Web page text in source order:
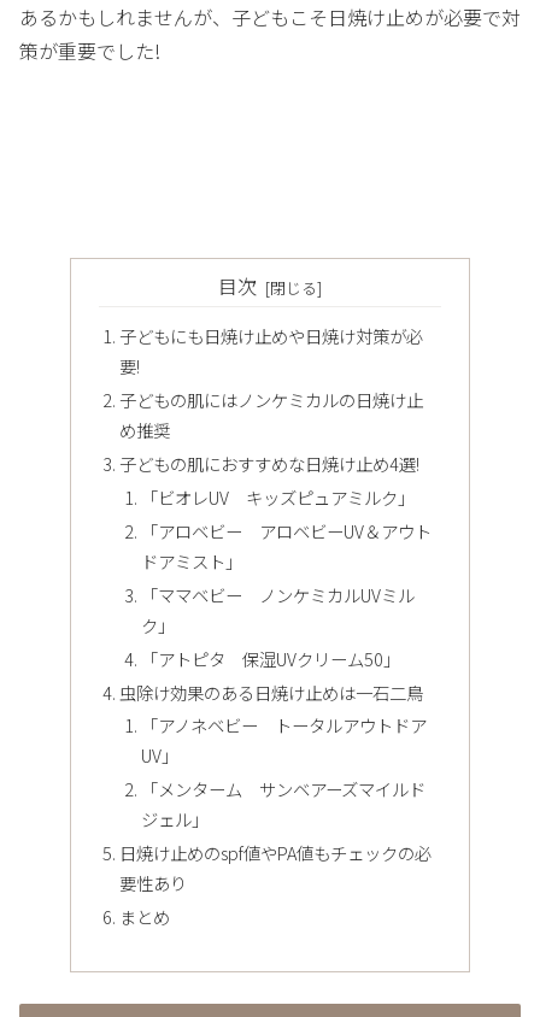
あるかもしれませんが、子どもこそ日焼け止めが必要で対
策が重要でした!
目次
子どもにも日焼け止めや日焼け対策が必
要!
子どもの肌にはノンケミカルの日焼け止
め推奨
子どもの肌におすすめな日焼け止め4選!
「ビオレUV キッズピュアミルク」
「アロベビー アロベビーUV＆アウト
ドアミスト」
「ママベビー ノンケミカルUVミル
ク」
「アトピタ 保湿UVクリーム50」
虫除け効果のある日焼け止めは一石二鳥
「アノネベビー トータルアウトドア
UV」
「メンターム サンベアーズマイルド
ジェル」
日焼け止めのspf値やPA値もチェックの必
要性あり
まとめ